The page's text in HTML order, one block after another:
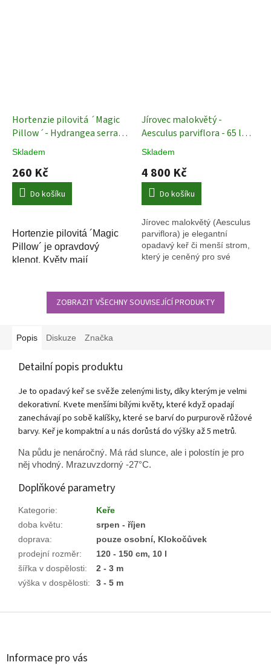
Hortenzie pilovitá ´Magic
Pillow´- Hydrangea serrata
- 2 l Keře
Skladem
260 Kč
Do košíku
Hortenzie pilovitá ´Magic
Pillow´ je opravdový
klenot. Květy mají
uprostřed malé kvítky.
Jírovec malokvětý -
Aesculus parviflora - 65 l
Stromy
Skladem
4 800 Kč
Do košíku
Jírovec malokvětý (Aesculus
parviflora) je elegantní
opadavý keř či menší strom,
který je ceněný pro své
ZOBRAZIT VŠECHNY SOUVISEJÍCÍ PRODUKTY
Popis Diskuze Značka
Detailní popis produktu
Je to opadavý keř se svěže zelenými listy, díky kterým je velmi
dekorativní. Kvete menšími bílými květy, které když opadají
zanechávají po sobě kalíšky, které se barví do purpurově růžové
barvy. Keř je kompaktní a u nás dorůstá do výšky až 5 metrů.
Na půdu je nenáročný. Má rád slunce, ale i polostín je pro
něj vhodný. Mrazuvzdorný -27°C.
Doplňkové parametry
Kategorie:
Keře
doba květu:
srpen - říjen
doprava:
pouze osobní, Klokočůvek
prodejní rozměr:
120 - 150 cm, 10 l
šířka v dospělosti:
2 - 3 m
výška v dospělosti: 3 - 5 m
Z
Informace pro vás